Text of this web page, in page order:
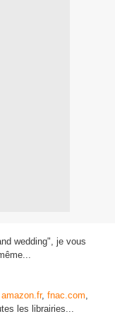
wedding", je vous
amazon.fr, fnac.com,
les librairies...